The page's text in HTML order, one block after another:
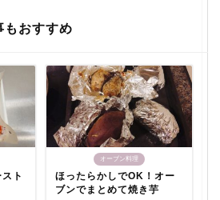
もおすすめ
ト
オーブン料理
ほったらかしでOK！オー
ブンでまとめて焼き芋